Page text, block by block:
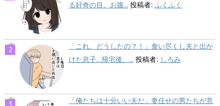
る好奇の目。お腹... 投稿者: ふくふく
「これ、どうしたの？！」食い尽くし夫と出か
けた息子…帰宅後、... 投稿者: しろみ
「俺たちは十分いい夫だ」妻任せの男たちが意